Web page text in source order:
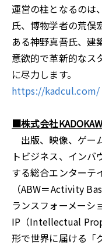
運営の柱となるのは
氏、博物学者の荒俣
ある神野真吾氏、建
意欲的で革新的なス
に尽力します。
https://kadcul.com/
■株式会社
出版、映像、ゲー
トビジネス、インバ
する総合エンターテ
（ABW＝Activity
ランスフォーメーシ
IP（Intellectual
形で世界に届ける「